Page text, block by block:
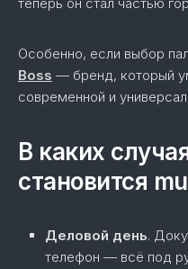
Особенно, если выбор
Boss — бренд, который
современной и
В каких
становится
Деловой день.
телефон — всё под